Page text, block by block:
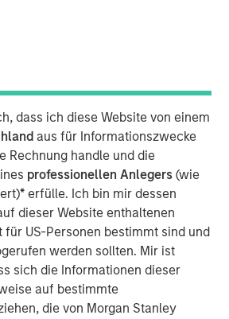
dass ich diese Website von einem
aus für Informationszwecke
Rechnung handle und die
professionellen Anlegers(wie
* erfülle. Ich bin mir dessen
dieser Website enthaltenen
US-Personen bestimmt sind und
werden sollten. Mir ist
sich die Informationen dieser
auf bestimmte
die von Morgan Stanley
research trip to China, Global Stars
Prospects podcast to share
- including the EV-filled
robotics businesses moving from
deployment - as he sought to
of exciting growth
compelling valuations.
constraints flattened the AI
the West learn from an economy that
problems rather than legislating
market gains trending ever
cause the music to stop?